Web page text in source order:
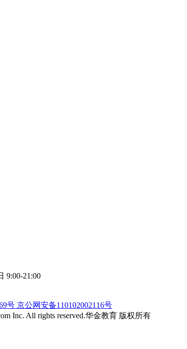
9:00-21:00
号 京公网安备110102002116号
Inc. All rights reserved.华金教育 版权所有